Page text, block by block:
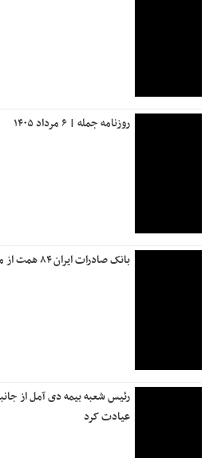
روزنامه جمله | ۶ مرداد ۱۴۰۵
بانک صادرات ایران ۸۴ همت از مطالبات معوق را وصول کرد
رئیس شعبه بیمه دی آمل از
عیادت کرد